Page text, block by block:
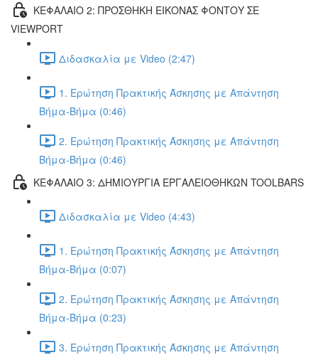
ΚΕΦΑΛΑΙΟ 2: ΠΡΟΣΘΗΚΗ ΕΙΚΟΝΑΣ ΦΟΝΤΟΥ ΣΕ
VIEWPORT
Διδασκαλία με Video (2:47)
1. Ερώτηση Πρακτικής Άσκησης με Απάντηση
Βήμα-Βήμα (0:46)
2. Ερώτηση Πρακτικής Άσκησης με Απάντηση
Βήμα-Βήμα (0:46)
ΚΕΦΑΛΑΙΟ 3: ΔΗΜΙΟΥΡΓΙΑ ΕΡΓΑΛΕΙΟΘΗΚΩΝ TOOLBARS
Διδασκαλία με Video (4:43)
1. Ερώτηση Πρακτικής Άσκησης με Απάντηση
Βήμα-Βήμα (0:07)
2. Ερώτηση Πρακτικής Άσκησης με Απάντηση
Βήμα-Βήμα (0:23)
3. Ερώτηση Πρακτικής Άσκησης με Απάντηση